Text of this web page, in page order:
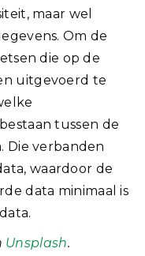
maar wel
Om de
die op de
uitgevoerd te
tussen de
Die verbanden
waardoor de
data minimaal is
Unsplash.